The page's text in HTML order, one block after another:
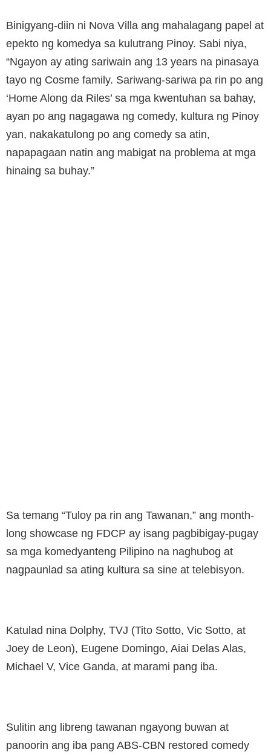
Binigyang-diin ni Nova Villa ang mahalagang papel at
epekto ng komedya sa kulutrang Pinoy. Sabi niya,
“Ngayon ay ating sariwain ang 13 years na pinasaya
tayo ng Cosme family. Sariwang-sariwa pa rin po ang
‘Home Along da Riles’ sa mga kwentuhan sa bahay,
ayan po ang nagagawa ng comedy, kultura ng Pinoy
yan, nakakatulong po ang comedy sa atin,
napapagaan natin ang mabigat na problema at mga
hinaing sa buhay.”
Sa temang “Tuloy pa rin ang Tawanan,” ang month-
long showcase ng FDCP ay isang pagbibigay-pugay
sa mga komedyanteng Pilipino na naghubog at
nagpaunlad sa ating kultura sa sine at telebisyon.
Katulad nina Dolphy, TVJ (Tito Sotto, Vic Sotto, at
Joey de Leon), Eugene Domingo, Aiai Delas Alas,
Michael V, Vice Ganda, at marami pang iba.
Sulitin ang libreng tawanan ngayong buwan at
panoorin ang iba pang ABS-CBN restored comedy